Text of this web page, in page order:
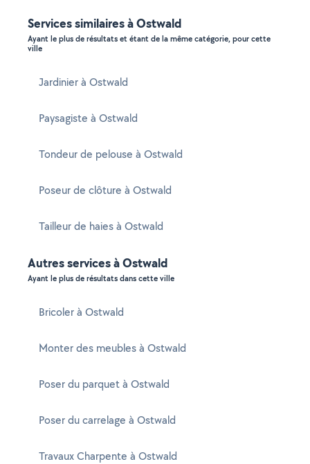
Services similaires à Ostwald
Ayant le plus de résultats et étant de la même catégorie, pour cette
ville
Jardinier à Ostwald
Paysagiste à Ostwald
Tondeur de pelouse à Ostwald
Poseur de clôture à Ostwald
Tailleur de haies à Ostwald
Autres services à Ostwald
Ayant le plus de résultats dans cette ville
Bricoler à Ostwald
Monter des meubles à Ostwald
Poser du parquet à Ostwald
Poser du carrelage à Ostwald
Travaux Charpente à Ostwald